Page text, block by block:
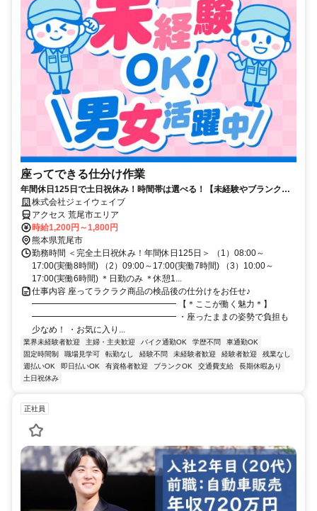
座ってできる仕分け作業
年間休日125日で土日祝休み！時間帯は選べる！【未経験やブランクあ
りも歓迎】座り作業で簡単チェック
株式会社ジェイウェイブ
アクセス 荒尾市エリア
時給1,200円～1,800円
熊本県荒尾市
勤務時間 ＜完全土日祝休み！年間休日125日＞ （1）08:00～
17:00(実働8時間) （2）09:00～17:00(実働7時間) （3）10:00～
17:00(実働6時間) ＊日勤のみ ＊休憩1...
仕事内容 座ってラクラク商品の検品後の仕分けをお任せ♪
━━━━━━━━━━━━━━━━━ 【＊ここが働く魅力＊】
━━━━━━━━━━━━━━━━━ ・座ったままの姿勢で負担も
少なめ！ ・お気に入り...
業界未経験者歓迎 主婦・主夫歓迎 バイク通勤OK 学歴不問
車通勤OK
固定時間制
職場見学可 転勤なし 経験不問 未経験者歓迎 経験者歓迎
残業なし
週払いOK
即日払いOK 有資格者歓迎 ブランクOK 交通費支給
長期休暇あり
土日祝休み
正社員